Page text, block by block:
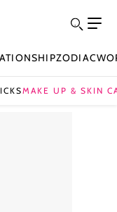
ZODIAC
MAKE UP & SKIN